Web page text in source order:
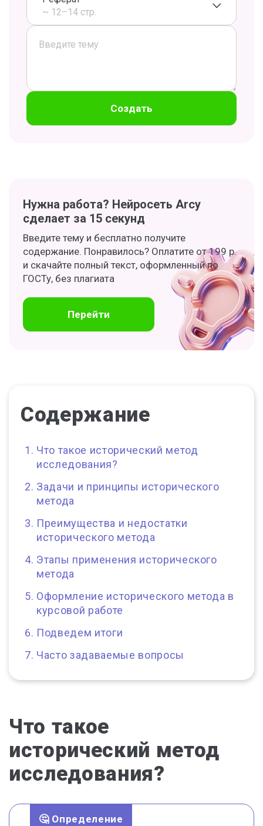
~ 12–14 стр.
Создать
Нужна работа? Нейросеть Arcy
сделает за 15 секунд
Введите тему и бесплатно получите
содержание. Понравилось? Оплатите от 199 р.
и скачайте полный текст, оформленный по
ГОСТу, без плагиата
Перейти
Содержание
Что такое исторический метод
исследования?
Задачи и принципы исторического
метода
Преимущества и недостатки
исторического метода
Этапы применения исторического
метода
Оформление исторического метода в
курсовой работе
Подведем итоги
Часто задаваемые вопросы
Что такое
исторический метод
исследования?
🤔 Определение